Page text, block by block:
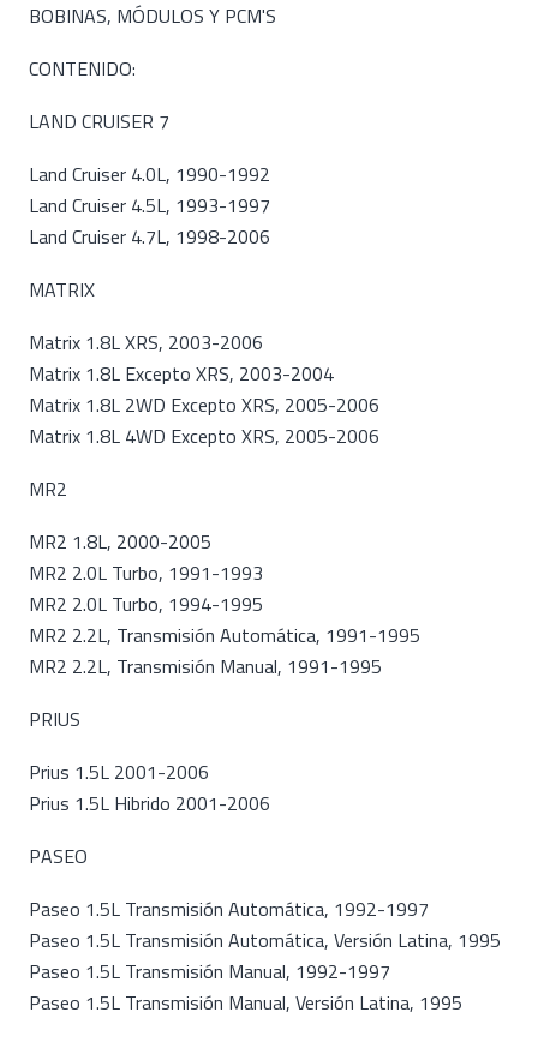
BOBINAS, MÓDULOS Y PCM'S
CONTENIDO:
LAND CRUISER 7
Land Cruiser 4.0L, 1990-1992
Land Cruiser 4.5L, 1993-1997
Land Cruiser 4.7L, 1998-2006
MATRIX
Matrix 1.8L XRS, 2003-2006
Matrix 1.8L Excepto XRS, 2003-2004
Matrix 1.8L 2WD Excepto XRS, 2005-2006
Matrix 1.8L 4WD Excepto XRS, 2005-2006
MR2
MR2 1.8L, 2000-2005
MR2 2.0L Turbo, 1991-1993
MR2 2.0L Turbo, 1994-1995
MR2 2.2L, Transmisión Automática, 1991-1995
MR2 2.2L, Transmisión Manual, 1991-1995
PRIUS
Prius 1.5L 2001-2006
Prius 1.5L Hibrido 2001-2006
PASEO
Paseo 1.5L Transmisión Automática, 1992-1997
Paseo 1.5L Transmisión Automática, Versión Latina, 1995
Paseo 1.5L Transmisión Manual, 1992-1997
Paseo 1.5L Transmisión Manual, Versión Latina, 1995